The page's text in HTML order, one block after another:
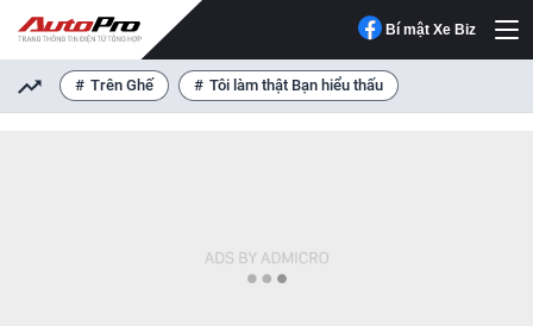
Bí mật Xe Biz
Trên Ghế Tôi làm thật Bạn hiểu thấu